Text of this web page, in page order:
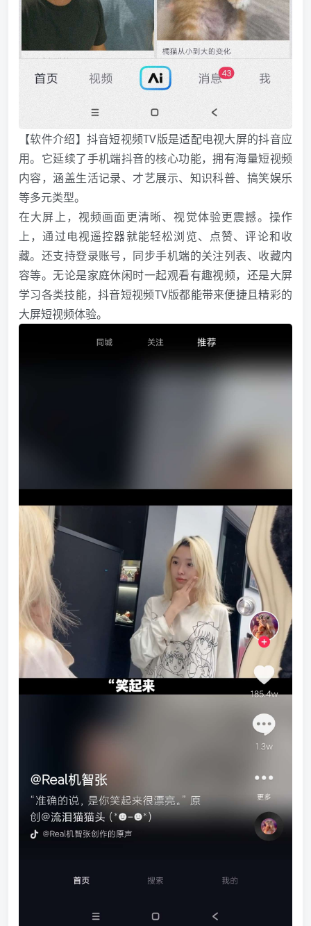
【软件介绍】抖音短视频TV版是适配电视大屏的抖音应
用。它延续了手机端抖音的核心功能，拥有海量短视频
内容，涵盖生活记录、才艺展示、知识科普、搞笑娱乐
等多元类型。
在大屏上，视频画面更清晰、视觉体验更震撼。操作
上，通过电视遥控器就能轻松浏览、点赞、评论和收
藏。还支持登录账号，同步手机端的关注列表、收藏内
容等。无论是家庭休闲时一起观看有趣视频，还是大屏
学习各类技能，抖音短视频TV版都能带来便捷且精彩的
大屏短视频体验。